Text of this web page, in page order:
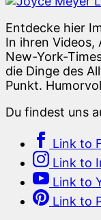
Entdecke hier
In ihren
New-York-
die Dinge des
Punkt.
Du findest uns
Link to
Link to
Link to
Link to